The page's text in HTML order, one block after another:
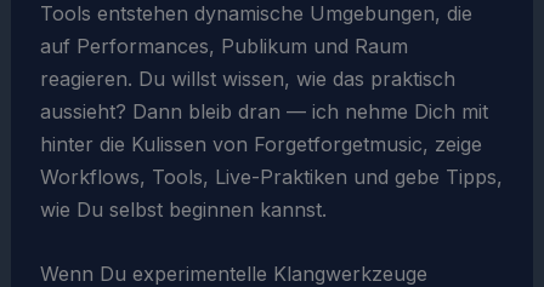
Tools entstehen dynamische Umgebungen, die
auf Performances, Publikum und Raum
reagieren. Du willst wissen, wie das praktisch
aussieht? Dann bleib dran — ich nehme Dich mit
hinter die Kulissen von Forgetforgetmusic, zeige
Workflows, Tools, Live-Praktiken und gebe Tipps,
wie Du selbst beginnen kannst.
Wenn Du experimentelle Klangwerkzeuge